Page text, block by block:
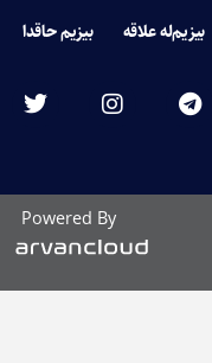
بیزیم‌له علاقه بیزیم حاقدا
Powered By